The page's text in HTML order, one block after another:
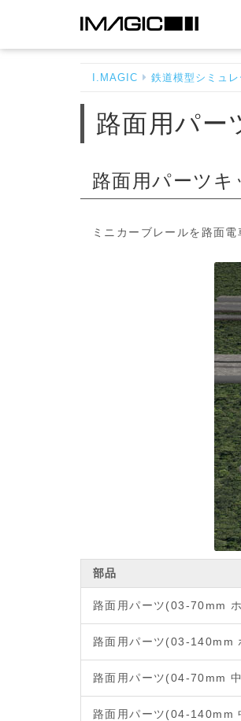
路
用
キ
ト
ホ
ム
I.MAGIC 鉄道模型シミュ
路面用パー
路面用パーツキ
ミニカーブレールを路面
部品
路面用パーツ(03-70mm
路面用パーツ(03-140mm
路面用パーツ(04-70mm
路面用パーツ(04-140mm